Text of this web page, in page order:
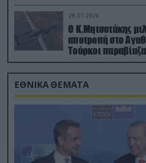
29.07.2026
Ο Κ.Μητσοτάκης
αποτροπή στο
Τούρκοι
drone
ΕΘΝΙΚΑ ΘΕΜΑΤΑ